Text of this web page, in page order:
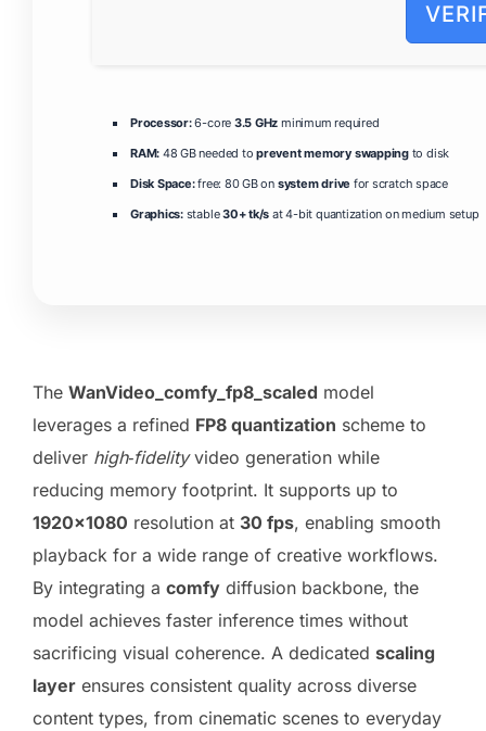
Processor:6-core 3.5 GHz minimum required
RAM: 48 GB needed toprevent memory swappingto disk
Disk Space:free: 80 GB on system drive for scratch space
Graphics:stable30+ tk/s at 4-bit quantization on medium setup
The WanVideo_comfy_fp8_scaled model
leverages a refined FP8 quantization scheme to
deliver high‑fidelityvideo generation while
reducing memory footprint. It supports up to
1920×1080 resolution at 30 fps, enabling smooth
playback for a wide range of creative workflows.
By integrating a comfy diffusion backbone, the
model achieves faster inference times without
sacrificing visual coherence. A dedicated scaling
layer ensures consistent quality across diverse
content types, from cinematic scenes to everyday